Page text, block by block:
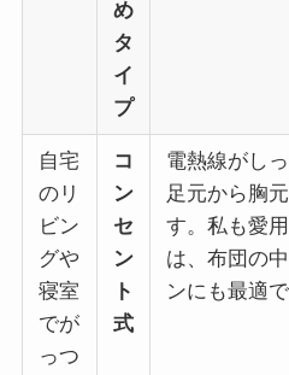
め
タ
イ
プ
自宅
のリ
ビン
グや
寝室
でが
っつ
コ
ン
セ
ン
ト
式
電熱線がし
足元から胸
す。私も愛
は、布団の
ンにも最適で